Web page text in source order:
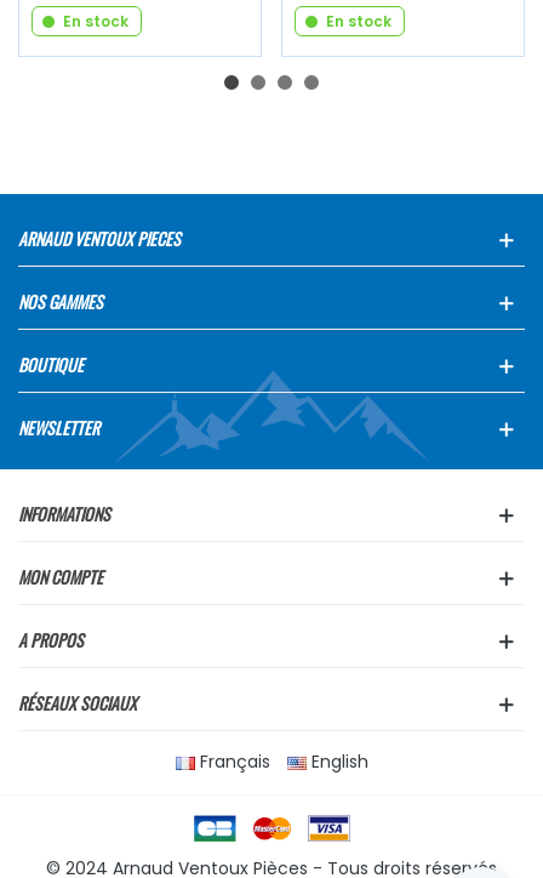
En stock En stock
ARNAUD VENTOUX PIECES
NOS GAMMES
BOUTIQUE
NEWSLETTER
INFORMATIONS
MON COMPTE
A PROPOS
RÉSEAUX SOCIAUX
Français English
© 2024 Arnaud Ventoux Pièces - Tous droits réservés